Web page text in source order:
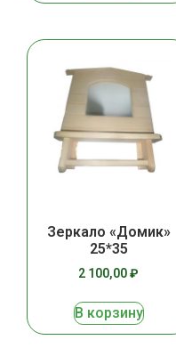
Зеркало «Домик»
25*35
2 100,00₽
В корзину